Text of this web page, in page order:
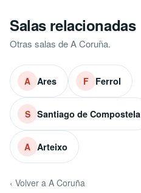
Salas relacionadas
Otras salas de A Coruña.
A Ares F Ferrol
S Santiago de Compostela
A Arteixo
‹ Volver a A Coruña